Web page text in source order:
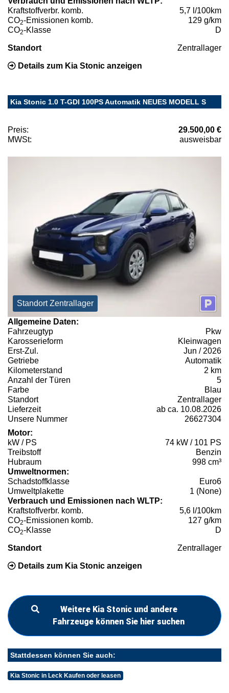
Kraftstoffverbr. komb.
5,7 l/100km
CO2-Emissionen komb.
129 g/km
CO2-Klasse D
Standort Zentrallager
Details zum Kia Stonic anzeigen
Kia Stonic 1.0 T-GDI 100PS Automatik NEUES MODELL S
Preis:
29.500,00 €
MWSt:
ausweisbar
Standort Zentrallager
Allgemeine Daten:
Fahrzeugtyp
Pkw
Karosserieform
Kleinwagen
Erst-Zul.
Jun / 2026
Getriebe
Automatik
Kilometerstand
2 km
Anzahl der Türen
5
Farbe
Blau
Standort
Zentrallager
Lieferzeit
ab ca. 10.08.2026
Unsere Nummer
26627304
Motor:
kW / PS
74 kW / 101 PS
Treibstoff
Benzin
Hubraum
998 cm³
Umweltnormen:
Schadstoffklasse
Euro6
Umweltplakette
1 (None)
Verbrauch und Emissionen nach WLTP:
Kraftstoffverbr. komb.
5,6 l/100km
CO2-Emissionen komb.
127 g/km
CO2-Klasse D
Standort Zentrallager
Details zum Kia Stonic anzeigen
Weitere Kia Stonic und andere
Fahrzeuge können Sie hier suchen
Stattdessen können Sie auch:
Kia Stonic in Leck Kaufen oder leasen